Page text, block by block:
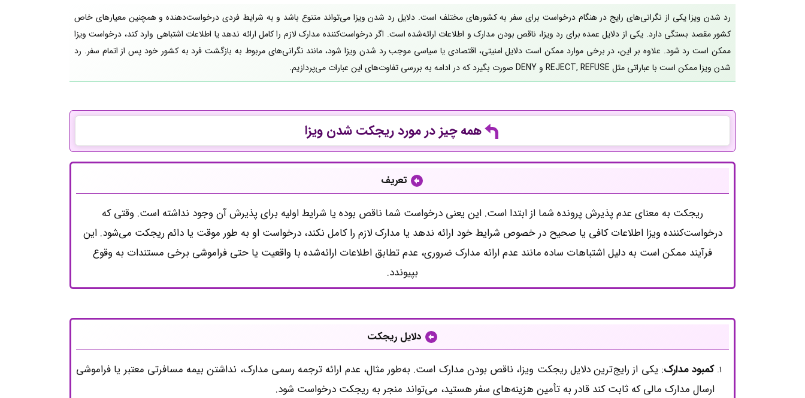
رد شدن ویزا یکی از نگرانی‌های رایج در هنگام درخواست برای سفر به کشورهای مختلف است. دلایل رد شدن ویزا می‌تواند متنوع باشد و به شرایط فردی درخواست‌دهنده و همچنین معیارهای خاص
کشور مقصد بستگی دارد. یکی از دلایل عمده برای رد ویزا، ناقص بودن مدارک و اطلاعات ارائه‌شده است. اگر درخواست‌کننده مدارک لازم را کامل ارائه ندهد یا اطلاعات اشتباهی وارد کند، درخواست ویزا
ممکن است رد شود. علاوه بر این، در برخی موارد ممکن است دلایل امنیتی، اقتصادی یا سیاسی موجب رد شدن ویزا شود، مانند نگرانی‌های مربوط به بازگشت فرد به کشور خود پس از اتمام سفر. رد
شدن ویزا ممکن است با عباراتی مثل REJECT, REFUSE و DENY صورت بگیرد که در ادامه به بررسی تفاوت‌های این عبارات می‌پردازیم.
همه چیز در مورد ریجکت شدن ویزا
تعریف
ریجکت به معنای عدم پذیرش پرونده شما از ابتدا است. این یعنی درخواست شما ناقص بوده یا شرایط اولیه برای پذیرش آن وجود نداشته است. وقتی که
درخواست‌کننده ویزا اطلاعات کافی یا صحیح در خصوص شرایط خود ارائه ندهد یا مدارک لازم را کامل نکند، درخواست او به طور موقت یا دائم ریجکت می‌شود. این
فرآیند ممکن است به دلیل اشتباهات ساده مانند عدم ارائه مدارک ضروری، عدم تطابق اطلاعات ارائه‌شده با واقعیت یا حتی فراموشی برخی مستندات به وقوع
بپیوندد.
دلایل ریجکت
کمبود مدارک: یکی از رایج‌ترین دلایل ریجکت ویزا، ناقص بودن مدارک است. به‌طور مثال، عدم ارائه ترجمه رسمی مدارک، نداشتن بیمه مسافرتی معتبر یا فراموشی
ارسال مدارک مالی که ثابت کند قادر به تأمین هزینه‌های سفر هستید، می‌تواند منجر به ریجکت درخواست شود.